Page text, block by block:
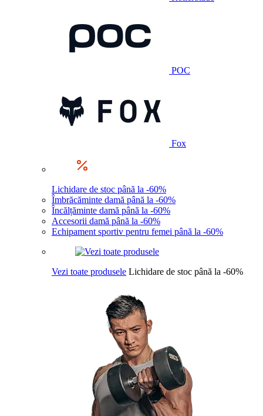
POC
Fox
Lichidare de stoc până la -60%
Îmbrăcăminte damă până la -60%
Încălțăminte damă până la -60%
Accesorii damă până la -60%
Echipament sportiv pentru femei până la -60%
Vezi toate produsele Lichidare de stoc până la -60%